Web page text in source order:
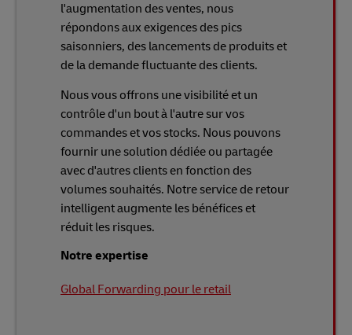
l'augmentation des ventes, nous
répondons aux exigences des pics
saisonniers, des lancements de produits et
de la demande fluctuante des clients.
Nous vous offrons une visibilité et un
contrôle d'un bout à l'autre sur vos
commandes et vos stocks. Nous pouvons
fournir une solution dédiée ou partagée
avec d'autres clients en fonction des
volumes souhaités. Notre service de retour
intelligent augmente les bénéfices et
réduit les risques.
Notre expertise
Global Forwarding pour le retail